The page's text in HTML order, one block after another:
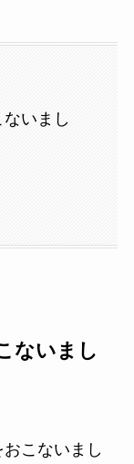
いまし
ないまし
こないまし